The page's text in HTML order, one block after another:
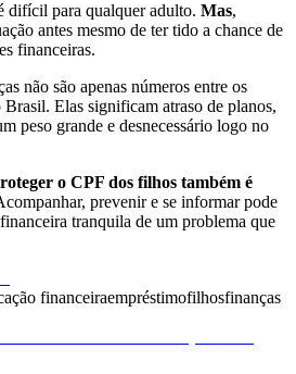
difícil para qualquer adulto. Mas,
antes mesmo de ter tido a chance de
financeiras.
não são apenas números entre os
Elas significam atraso de planos,
peso grande e desnecessário logo no
o CPF dos filhos também é
prevenir e se informar pode
tranquila de um problema que
financeiraempréstimofilhosfinanças